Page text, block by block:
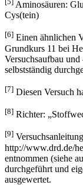
Aminosäuren:
Cys(tein)
[6] Einen ähnlichen
Grundkurs 11 bei
Versuchsaufbau
selbstständig
[7] Diesen Versuch
[8] Richter:
[9]
http://www.drd.de/
entnommen (siehe
durchgeführt und
ausgewertet.